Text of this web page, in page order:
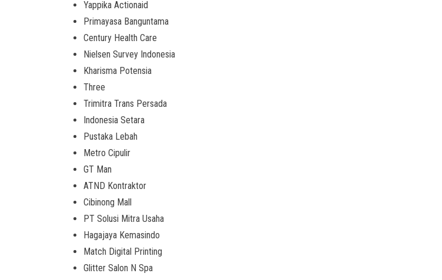
Yappika Actionaid
Primayasa Banguntama
Century Health Care
Nielsen Survey Indonesia
Kharisma Potensia
Three
Trimitra Trans Persada
Indonesia Setara
Pustaka Lebah
Metro Cipulir
GT Man
ATND Kontraktor
Cibinong Mall
PT Solusi Mitra Usaha
Hagajaya Kemasindo
Match Digital Printing
Glitter Salon N Spa